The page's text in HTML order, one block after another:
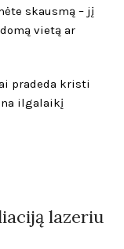
skausmą – jį
vietą ar
pradeda kristi
ilgalaikį
lazeriu